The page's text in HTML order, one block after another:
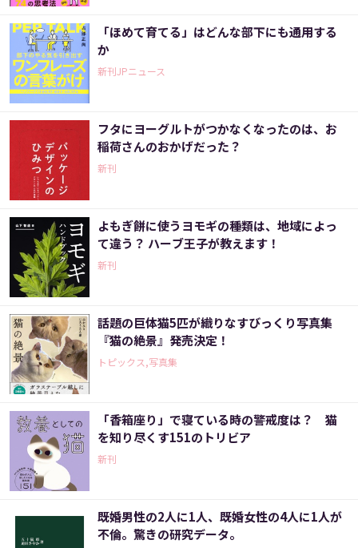
「ほめて育てる」はどんな部下にも通用する
か
新刊JPニュース
フタにヨーグルトがつかなくなったのは、お
稲荷さんのおかげだった？
新刊
よもぎ餅に使うヨモギの種類は、地域によっ
て違う？ ハーブ王子が教えます！
新刊
話題の巨体猫5匹が織りなすびっくり写真集
『猫の絶景』発売決定！
トピックス,写真集
「香箱座り」で寝ている時の警戒度は？ 猫
を知り尽くす151のトリビア
新刊
既婚男性の2人に1人、既婚女性の4人に1人が
不倫。驚きの研究データ。